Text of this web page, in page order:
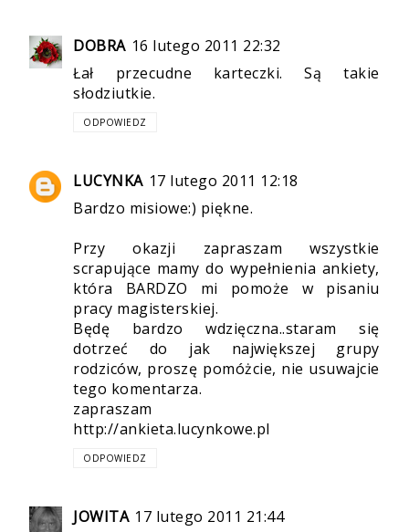
DOBRA 16 lutego 2011 22:32
Łał przecudne karteczki. Są takie
słodziutkie.
ODPOWIEDZ
LUCYNKA 17 lutego 2011 12:18
Bardzo misiowe:) piękne.
Przy okazji zapraszam wszystkie
scrapujące mamy do wypełnienia ankiety,
która BARDZO mi pomoże w pisaniu
pracy magisterskiej.
Będę bardzo wdzięczna..staram się
dotrzeć do jak największej grupy
rodziców, proszę pomóżcie, nie usuwajcie
tego komentarza.
zapraszam
http://ankieta.lucynkowe.pl
ODPOWIEDZ
JOWITA 17 lutego 2011 21:44